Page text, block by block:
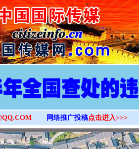
>
网络推广投稿点击进入>>>